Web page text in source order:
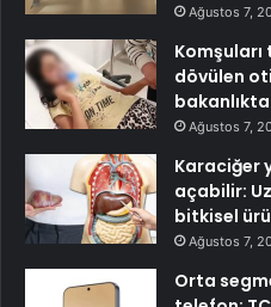
Ağustos 7,
dövülen
Ağustos 7,
Karaciğer
açabilir:
bitkisel
Ağustos 7,
Orta